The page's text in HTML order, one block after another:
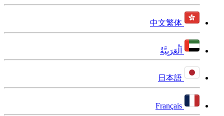
中文繁体
اَلْعَرَبِيَّةُ
日本語
Français